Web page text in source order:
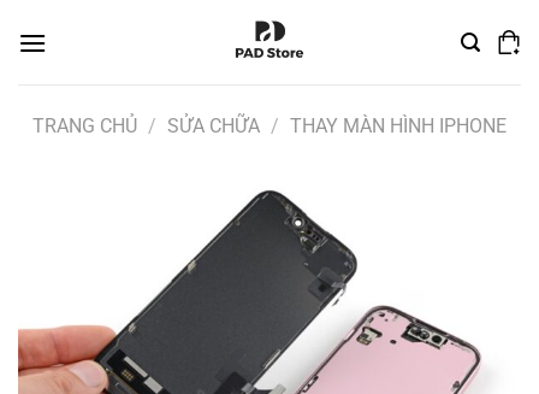
đến
TRANG CHỦ / SỬA CHỮA / THAY MÀN HÌNH IPHONE